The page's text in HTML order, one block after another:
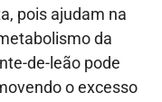
pois ajudam na
da
de-leão pode
o excesso